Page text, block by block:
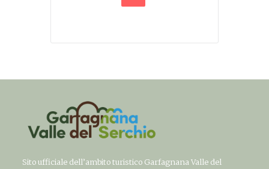
Sito ufficiale dell’ambito turistico Garfagnana Valle del